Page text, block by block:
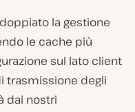
la gestione
le cache più
sul lato client
trasmissione degli
dai nostri